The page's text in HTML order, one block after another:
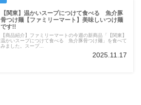
【関東】温かいスープにつけて食べる 魚介豚
骨つけ麺【ファミリーマート】美味しいつけ麺
です!!
【商品紹介】ファミリーマートの今週の新商品「【関東】
温かいスープにつけて食べる 魚介豚骨つけ麺」を食べて
みました。スープ...
2025.11.17